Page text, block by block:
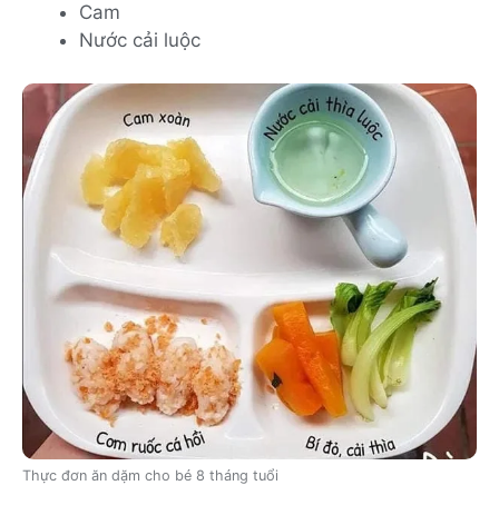
Cam
Nước cải luộc
Thực đơn ăn dặm cho bé 8 tháng tuổi